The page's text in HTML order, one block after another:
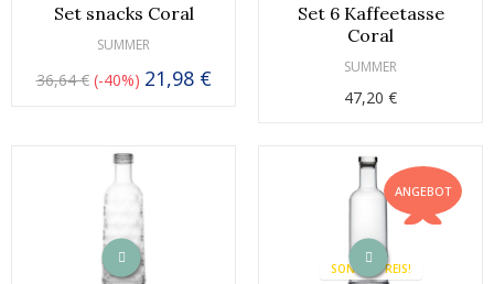
Set snacks Coral
SUMMER
36,64 € -40% 21,98 €
Set 6 Kaffeetasse
Coral
SUMMER
47,20 €
SONDERPREIS!
ANGEBOT